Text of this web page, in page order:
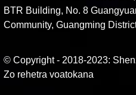
BTR Building, No. 8
Community, Guangming
© Copyright - 2018-2023:
Zo rehetra voatokana